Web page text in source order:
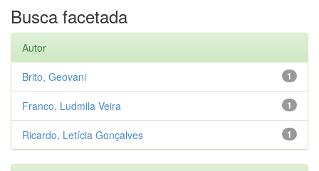
Busca facetada
Autor
1
Brito, Geovani
1
Franco, Ludmila Veira
1
Ricardo, Letícia Gonçalves